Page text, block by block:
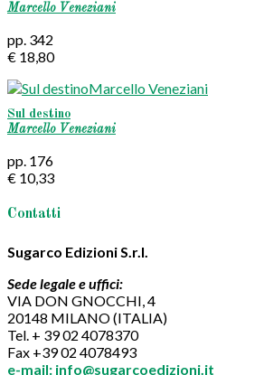
Marcello Veneziani
pp. 342
€ 18,80
Sul destino
Marcello Veneziani
pp. 176
€ 10,33
Contatti
Sugarco Edizioni S.r.l.
Sede legale e uffici:
VIA DON GNOCCHI, 4
20148 MILANO (ITALIA)
Tel. + 39 02 4078370
Fax +39 02 4078493
e-mail: info@sugarcoedizioni.it